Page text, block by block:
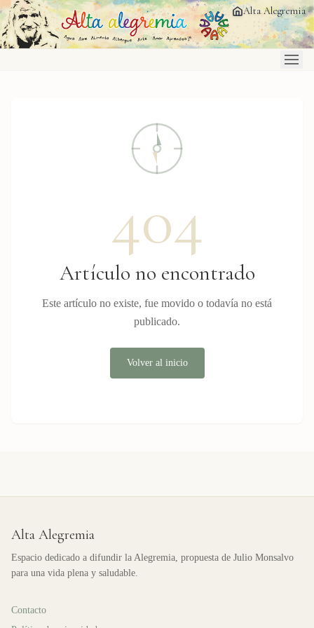
Saltar al contenido principal Alta Alegremia
404
Artículo no encontrado
Este artículo no existe, fue movido o todavía no está
publicado.
Volver al inicio
Alta Alegremia
Espacio dedicado a difundir la Alegremia, propuesta de Julio Monsalvo
para una vida plena y saludable.
Contacto